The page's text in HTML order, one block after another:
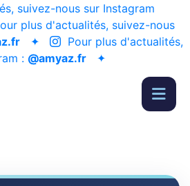
suivez-nous sur Instagram
plus d'actualités, suivez-nous
✦
Pour plus d'actualités,
: @amyaz.fr ✦